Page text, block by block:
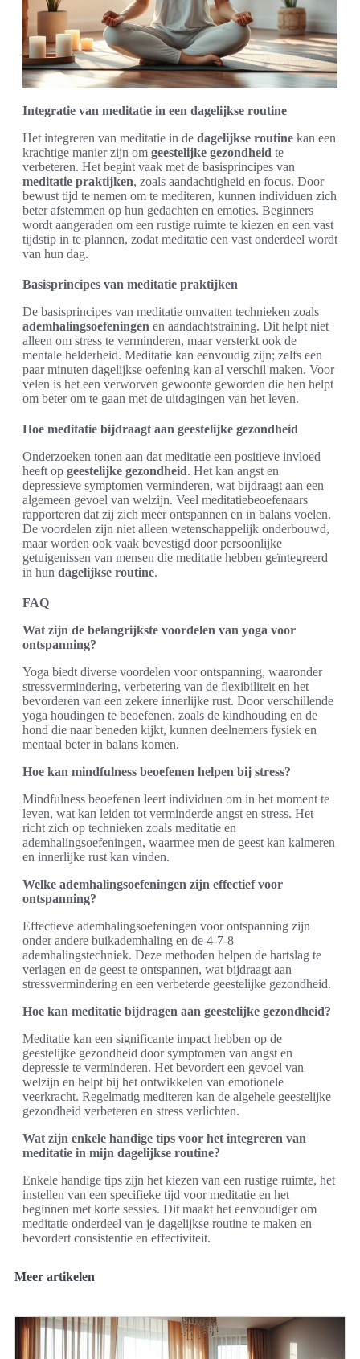
Integratie van meditatie in een dagelijkse routine
Het integreren van meditatie in de dagelijkse routine kan een
krachtige manier zijn om geestelijke gezondheid te
verbeteren. Het begint vaak met de basisprincipes van
meditatie praktijken, zoals aandachtigheid en focus. Door
bewust tijd te nemen om te mediteren, kunnen individuen zich
beter afstemmen op hun gedachten en emoties. Beginners
wordt aangeraden om een rustige ruimte te kiezen en een vast
tijdstip in te plannen, zodat meditatie een vast onderdeel wordt
van hun dag.
Basisprincipes van meditatie praktijken
De basisprincipes van meditatie omvatten technieken zoals
ademhalingsoefeningen en aandachtstraining. Dit helpt niet
alleen om stress te verminderen, maar versterkt ook de
mentale helderheid. Meditatie kan eenvoudig zijn; zelfs een
paar minuten dagelijkse oefening kan al verschil maken. Voor
velen is het een verworven gewoonte geworden die hen helpt
om beter om te gaan met de uitdagingen van het leven.
Hoe meditatie bijdraagt aan geestelijke gezondheid
Onderzoeken tonen aan dat meditatie een positieve invloed
heeft op geestelijke gezondheid. Het kan angst en
depressieve symptomen verminderen, wat bijdraagt aan een
algemeen gevoel van welzijn. Veel meditatiebeoefenaars
rapporteren dat zij zich meer ontspannen en in balans voelen.
De voordelen zijn niet alleen wetenschappelijk onderbouwd,
maar worden ook vaak bevestigd door persoonlijke
getuigenissen van mensen die meditatie hebben geïntegreerd
in hun dagelijkse routine.
FAQ
Wat zijn de belangrijkste voordelen van yoga voor
ontspanning?
Yoga biedt diverse voordelen voor ontspanning, waaronder
stressvermindering, verbetering van de flexibiliteit en het
bevorderen van een zekere innerlijke rust. Door verschillende
yoga houdingen te beoefenen, zoals de kindhouding en de
hond die naar beneden kijkt, kunnen deelnemers fysiek en
mentaal beter in balans komen.
Hoe kan mindfulness beoefenen helpen bij stress?
Mindfulness beoefenen leert individuen om in het moment te
leven, wat kan leiden tot verminderde angst en stress. Het
richt zich op technieken zoals meditatie en
ademhalingsoefeningen, waarmee men de geest kan kalmeren
en innerlijke rust kan vinden.
Welke ademhalingsoefeningen zijn effectief voor
ontspanning?
Effectieve ademhalingsoefeningen voor ontspanning zijn
onder andere buikademhaling en de 4-7-8
ademhalingstechniek. Deze methoden helpen de hartslag te
verlagen en de geest te ontspannen, wat bijdraagt aan
stressvermindering en een verbeterde geestelijke gezondheid.
Hoe kan meditatie bijdragen aan geestelijke gezondheid?
Meditatie kan een significante impact hebben op de
geestelijke gezondheid door symptomen van angst en
depressie te verminderen. Het bevordert een gevoel van
welzijn en helpt bij het ontwikkelen van emotionele
veerkracht. Regelmatig mediteren kan de algehele geestelijke
gezondheid verbeteren en stress verlichten.
Wat zijn enkele handige tips voor het integreren van
meditatie in mijn dagelijkse routine?
Enkele handige tips zijn het kiezen van een rustige ruimte, het
instellen van een specifieke tijd voor meditatie en het
beginnen met korte sessies. Dit maakt het eenvoudiger om
meditatie onderdeel van je dagelijkse routine te maken en
bevordert consistentie en effectiviteit.
Meer artikelen